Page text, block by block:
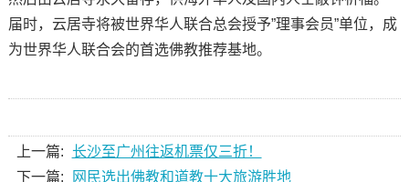
届时，云居寺将被世界华人联合总会授予”理事会员”单位，成
为世界华人联合会的首选佛教推荐基地。
上一篇: 长沙至广州往返机票仅三折！
下一篇:
网民选出佛教和道教十大旅游胜地